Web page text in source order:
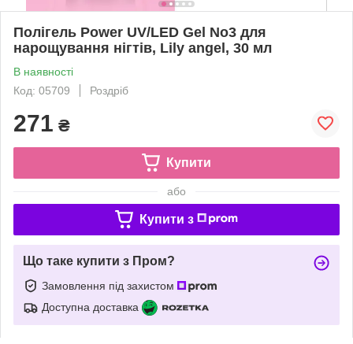
Полігель Power UV/LED Gel No3 для
нарощування нігтів, Lily angel, 30 мл
В наявності
Код: 05709
Роздріб
271 ₴
Купити
або
Купити з
Що таке купити з Пром?
Замовлення під захистом
Доступна доставка